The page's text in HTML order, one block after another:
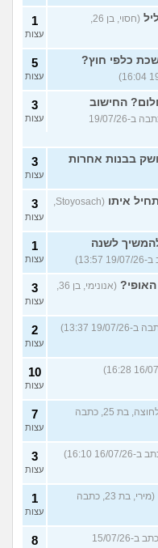
(חסוי, בן 26,
1
עצות
כלפי חוץ? 5
עצות
החישוב
(ירין, בת 19, כתבה ב-19/07/26
3
עצות
בבנות אחרות 3
עצות
איתו
(Stoyosach,
3
עצות
לשנה
1
עצות
(אנונימי, בן 36,
3
עצות
2
עצות
10
עצות
(נהגת לחוצה, בת 25, כתבה
7
עצות
3
עצות
(מירי, בת 23, כתבה
1
עצות
(אנונימי, בן 28, כתב ב-15/07/26 8